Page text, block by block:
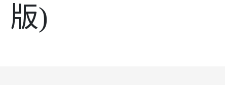
版)